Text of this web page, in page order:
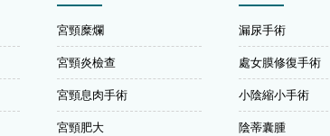
宮頸糜爛
宮頸炎檢查
宮頸息肉手術
宮頸肥大
漏尿手術
處女膜修復手術
小陰縮小手術
陰蒂囊腫